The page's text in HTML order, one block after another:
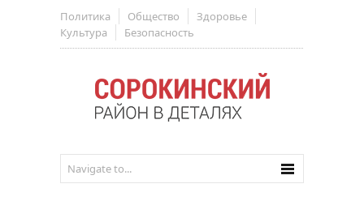
Политика Общество
Здоровье
Культура
Безопасность